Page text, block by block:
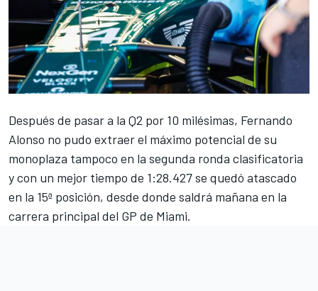
Después de pasar a la Q2 por 10 milésimas, Fernando
Alonso no pudo extraer el máximo potencial de su
monoplaza tampoco en la segunda ronda clasificatoria
y con un mejor tiempo de 1:28.427 se quedó atascado
en la 15ª posición, desde donde saldrá mañana en la
carrera principal del GP de Miami.